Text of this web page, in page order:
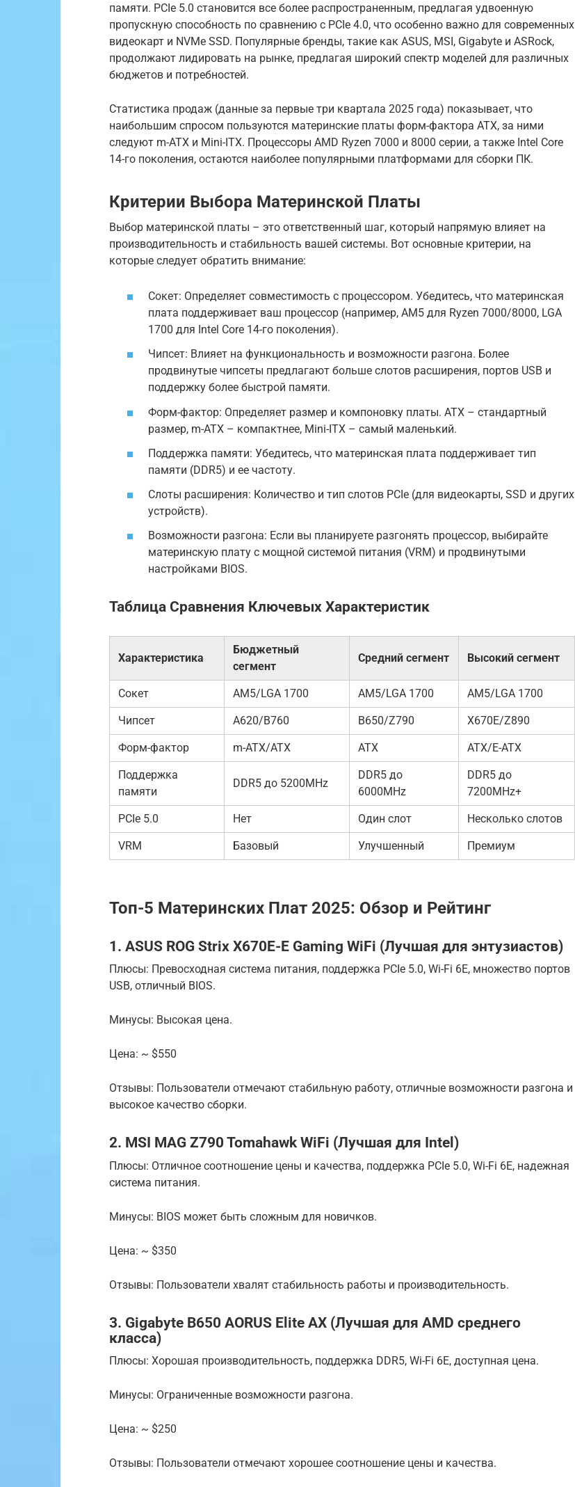
памяти. PCIe 5.0 становится все более распространенным, предлагая удвоенную
пропускную способность по сравнению с PCIe 4.0, что особенно важно для современных
видеокарт и NVMe SSD. Популярные бренды, такие как ASUS, MSI, Gigabyte и ASRock,
продолжают лидировать на рынке, предлагая широкий спектр моделей для различных
бюджетов и потребностей.
Статистика продаж (данные за первые три квартала 2025 года) показывает, что
наибольшим спросом пользуются материнские платы форм-фактора ATX, за ними
следуют m-ATX и Mini-ITX. Процессоры AMD Ryzen 7000 и 8000 серии, а также Intel Core
14-го поколения, остаются наиболее популярными платформами для сборки ПК.
Критерии Выбора Материнской Платы
Выбор материнской платы – это ответственный шаг, который напрямую влияет на
производительность и стабильность вашей системы. Вот основные критерии, на
которые следует обратить внимание:
Сокет: Определяет совместимость с процессором. Убедитесь, что материнская
плата поддерживает ваш процессор (например, AM5 для Ryzen 7000/8000, LGA
1700 для Intel Core 14-го поколения).
Чипсет: Влияет на функциональность и возможности разгона. Более
продвинутые чипсеты предлагают больше слотов расширения, портов USB и
поддержку более быстрой памяти.
Форм-фактор: Определяет размер и компоновку платы. ATX – стандартный
размер, m-ATX – компактнее, Mini-ITX – самый маленький.
Поддержка памяти: Убедитесь, что материнская плата поддерживает тип
памяти (DDR5) и ее частоту.
Слоты расширения: Количество и тип слотов PCIe (для видеокарты, SSD и других
устройств).
Возможности разгона: Если вы планируете разгонять процессор, выбирайте
материнскую плату с мощной системой питания (VRM) и продвинутыми
настройками BIOS.
Таблица Сравнения Ключевых Характеристик
Характеристика
Бюджетный
сегмент
Средний сегмент Высокий сегмент
Сокет AM5/LGA 1700 AM5/LGA 1700 AM5/LGA 1700
Чипсет A620/B760 B650/Z790 X670E/Z890
Форм-фактор m-ATX/ATX ATX ATX/E-ATX
Поддержка
памяти
DDR5 до 5200MHz
DDR5 до
6000MHz
DDR5 до
7200MHz+
PCIe 5.0 Нет Один слот Несколько слотов
VRM Базовый Улучшенный Премиум
Топ-5 Материнских Плат 2025: Обзор и Рейтинг
1. ASUS ROG Strix X670E-E Gaming WiFi (Лучшая для энтузиастов)
Плюсы: Превосходная система питания, поддержка PCIe 5.0, Wi-Fi 6E, множество портов
USB, отличный BIOS.
Минусы: Высокая цена.
Цена: ~ $550
Отзывы: Пользователи отмечают стабильную работу, отличные возможности разгона и
высокое качество сборки.
2. MSI MAG Z790 Tomahawk WiFi (Лучшая для Intel)
Плюсы: Отличное соотношение цены и качества, поддержка PCIe 5.0, Wi-Fi 6E, надежная
система питания.
Минусы: BIOS может быть сложным для новичков.
Цена: ~ $350
Отзывы: Пользователи хвалят стабильность работы и производительность.
3. Gigabyte B650 AORUS Elite AX (Лучшая для AMD среднего
класса)
Плюсы: Хорошая производительность, поддержка DDR5, Wi-Fi 6E, доступная цена.
Минусы: Ограниченные возможности разгона.
Цена: ~ $250
Отзывы: Пользователи отмечают хорошее соотношение цены и качества.